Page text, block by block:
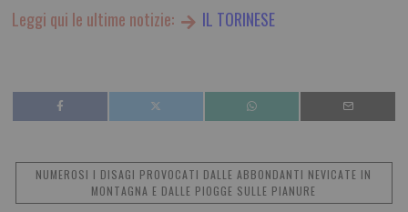
Leggi qui le ultime notizie: IL TORINESE
NUMEROSI I DISAGI PROVOCATI DALLE ABBONDANTI NEVICATE IN
MONTAGNA E DALLE PIOGGE SULLE PIANURE